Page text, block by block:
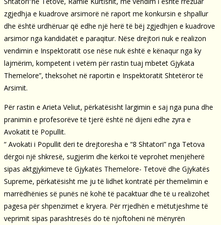
zgjedhja e kuadrove arsimorë në raport me konkursin e shpallur
dhe është urdhëruar që edhe një herë të bëj zgjedhjen e kuadrove
arsimor nga kandidatët e paraqitur. Nëse drejtori nuk e realizon
vendimin e Inspektoratit ose nëse nuk është e kënaqur nga ky
lajmërim, kompetent i vetëm për rastin tuaj mbetet Gjykata
Themelore”, theksohet në raportin e Inspektoratit Shtetëror të
Arsimit.
Për rastin e Arieta Veliut, përkatësisht largimin e saj nga puna dhe
pranimin e profesorëve të tjerë është në dijeni edhe zyra e
Avokatit të Popullit.
“ Avokati i Popullit deri te drejtoresha e “8 Shtatori” nga Tetova
dërgoi një shkresë, sugjerim dhe kërkoi të veprohet menjëherë
sipas aktgjykimeve të Gjykatës Themelore- Tetovë dhe Gjykatës
Supreme, përkatësisht me ju të lidhet kontratë për themelimin e
marrëdhënies së punës në kohë të pacaktuar dhe të u realizohet
pagesa për shpenzimet e kryera. Për rrjedhën e mëtutjeshme të
veprimit sipas parashtresës do të njoftoheni në mënyrën